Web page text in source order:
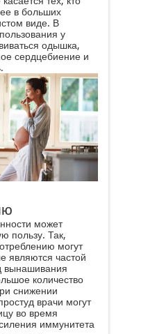
развитии
во время
масло, которое
свойствами.
витаминов,
росту и
К тому же
тканей и
риск разрывов во
что
способствует
как и
приправа, может
вред. Но
тех, кто
в больших
виде. В
у
одышка,
сердцебиение и